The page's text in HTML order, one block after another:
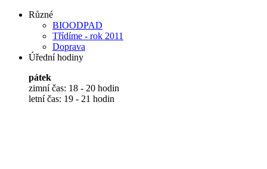
Různé
BIOODPAD
Třídíme - rok 2011
Doprava
Úřední hodiny
pátek
zimní čas: 18 - 20 hodin
letní čas: 19 - 21 hodin